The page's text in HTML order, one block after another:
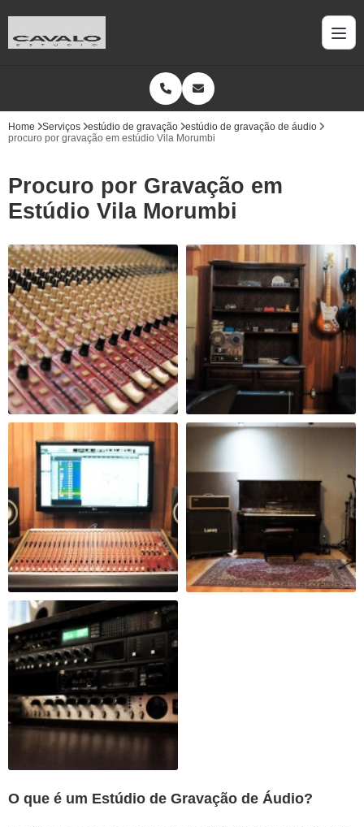
Home Serviços estúdio de gravação
estúdio de gravação de áudio
procuro por gravação em estúdio Vila Morumbi
Procuro por Gravação em
Estúdio Vila Morumbi
O que é um Estúdio de Gravação de Áudio?